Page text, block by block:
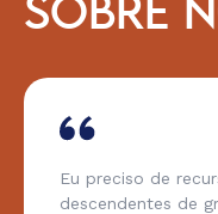
SOBRE
Eu preciso de
descendentes de